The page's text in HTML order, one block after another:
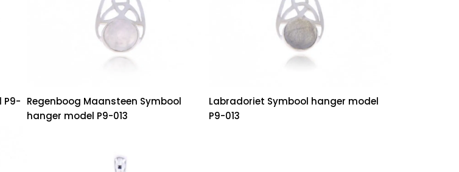
P9- Regenboog Maansteen Symbool
hanger model P9-013
Labradoriet Symbool hanger model
P9-013